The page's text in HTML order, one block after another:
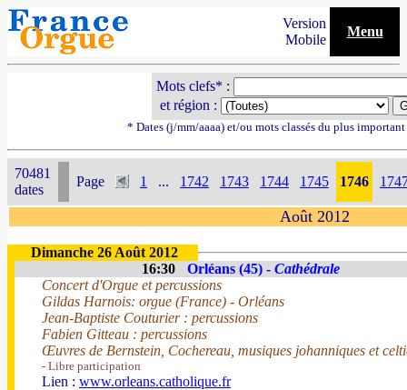
Version
Mobile
Menu
Mots clefs* :
et région :
* Dates (j/mm/aaaa) et/ou mots classés du plus
70481
dates
Page 1 ... 1742 1743 1744 1745 1746
Août 2012
Dimanche 26 Août 2012
16:30
Orléans (45) - Cathédrale
Concert d'Orgue et percussions
Gildas Harnois: orgue (France) - Orléans
Jean-Baptiste Couturier : percussions
Fabien Gitteau : percussions
Œuvres de Bernstein, Cochereau, musiques johanniques et
- Libre participation
Lien : www.orleans.catholique.fr